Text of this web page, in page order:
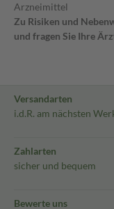
Arzneimittel
Zu Risiken und
und fragen Sie Ihre
Versandarten
i.d.R. am nächsten
Zahlarten
sicher und bequem
Bewerte uns